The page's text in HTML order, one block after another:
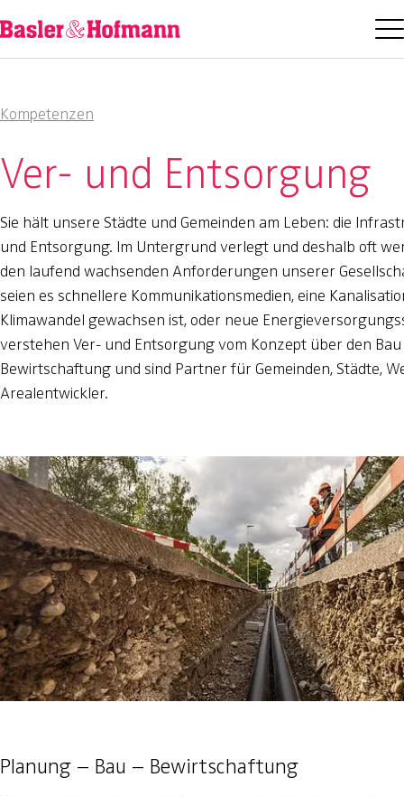
Kompetenzen
Ver- und Entsorgung
Sie hält unsere Städte und Gemeinden am Leben: die
und Entsorgung. Im Untergrund verlegt und deshalb oft
den laufend wachsenden Anforderungen unserer
seien es schnellere Kommunikationsmedien, eine
Klimawandel gewachsen ist, oder neue
verstehen Ver- und Entsorgung vom Konzept über den
Bewirtschaftung und sind Partner für Gemeinden, Städte,
Arealentwickler.
Planung – Bau – Bewirtschaftung